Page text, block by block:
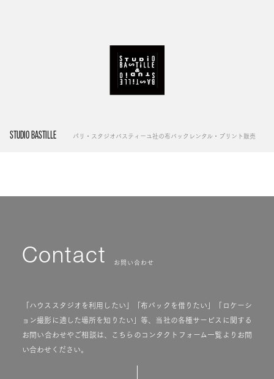
STUDIO BASTILLE パリ・スタジオバスティーユ社の布バックレンタル・プリント販売
Contact お問い合わせ
「ハウススタジオを利用したい」「布バックを借りたい」「ロケーシ
ョン撮影に適した場所を知りたい」等、当社の各種サービスに関する
お問い合わせやご相談は、こちらのコンタクトフォーム一覧よりお問
い合わせください。